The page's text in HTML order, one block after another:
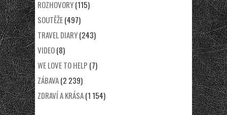
ROZHOVORY(115)
SOUTĚŽE(497)
TRAVEL DIARY(243)
VIDEO(8)
WE LOVE TO HELP (7)
ZÁBAVA(2 239)
ZDRAVÍ A KRÁSA(1 154)